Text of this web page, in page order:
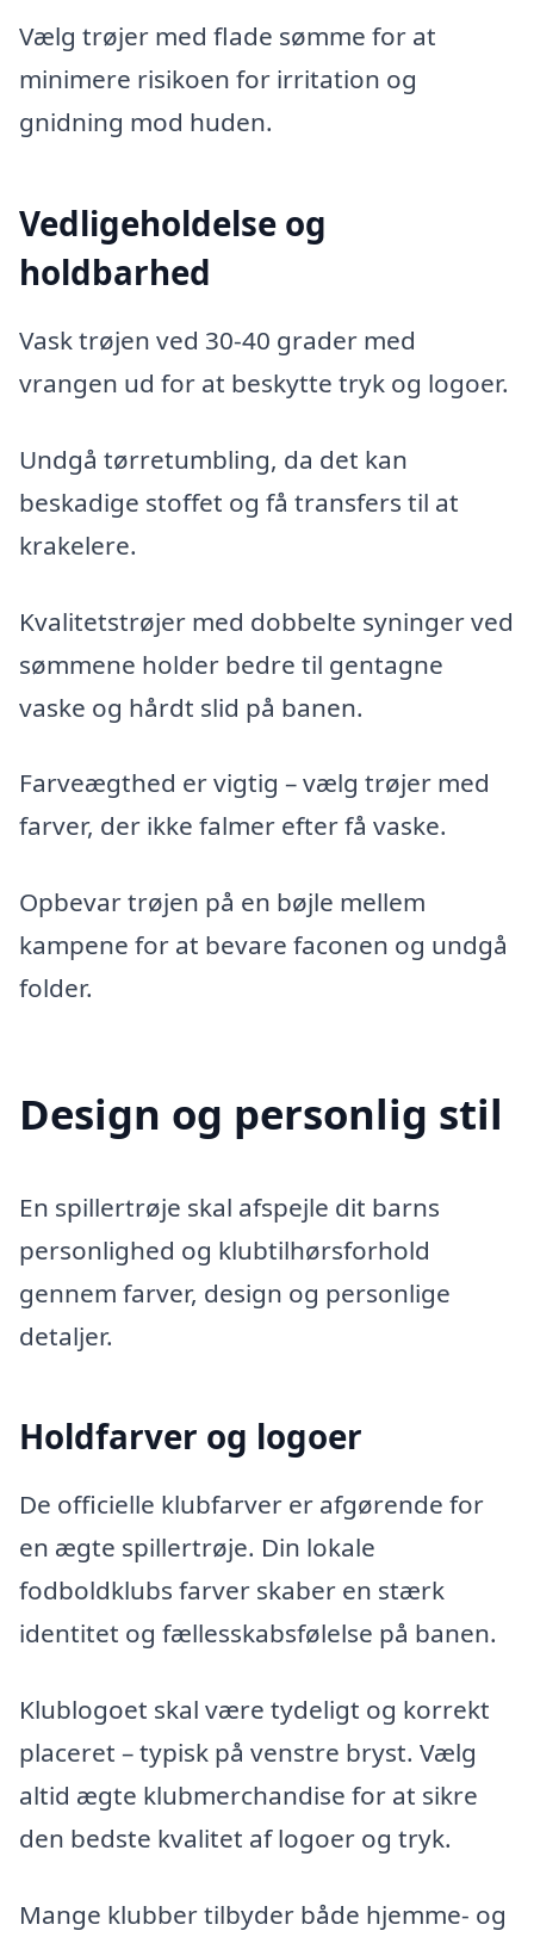
Vælg trøjer med flade sømme for at
minimere risikoen for irritation og
gnidning mod huden.
Vedligeholdelse og
holdbarhed
Vask trøjen ved 30-40 grader med
vrangen ud for at beskytte tryk og logoer.
Undgå tørretumbling, da det kan
beskadige stoffet og få transfers til at
krakelere.
Kvalitetstrøjer med dobbelte syninger ved
sømmene holder bedre til gentagne
vaske og hårdt slid på banen.
Farveægthed er vigtig – vælg trøjer med
farver, der ikke falmer efter få vaske.
Opbevar trøjen på en bøjle mellem
kampene for at bevare faconen og undgå
folder.
Design og personlig stil
En spillertrøje skal afspejle dit barns
personlighed og klubtilhørsforhold
gennem farver, design og personlige
detaljer.
Holdfarver og logoer
De officielle klubfarver er afgørende for
en ægte spillertrøje. Din lokale
fodboldklubs farver skaber en stærk
identitet og fællesskabsfølelse på banen.
Klublogoet skal være tydeligt og korrekt
placeret – typisk på venstre bryst. Vælg
altid ægte klubmerchandise for at sikre
den bedste kvalitet af logoer og tryk.
Mange klubber tilbyder både hjemme- og